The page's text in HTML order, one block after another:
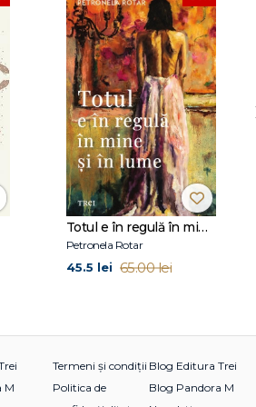
țap ispășitor sau de copil-problemă,
o tensiune din cadrul grupului, care
lectura cărții lui Richter devenise
trezise curiozitatea pentru
psihic și societate, temă ce
intereselor mele profesionale. Ce-am
, profesor de psihanaliză la
socială
problemelor familiei într-o
Totul e în regulă în mine și în lume
Petronela Rotar
45.5 lei 65.00 lei
M
Termeni și condiții
Politica de
Blog Editura Trei
Blog Pandora M